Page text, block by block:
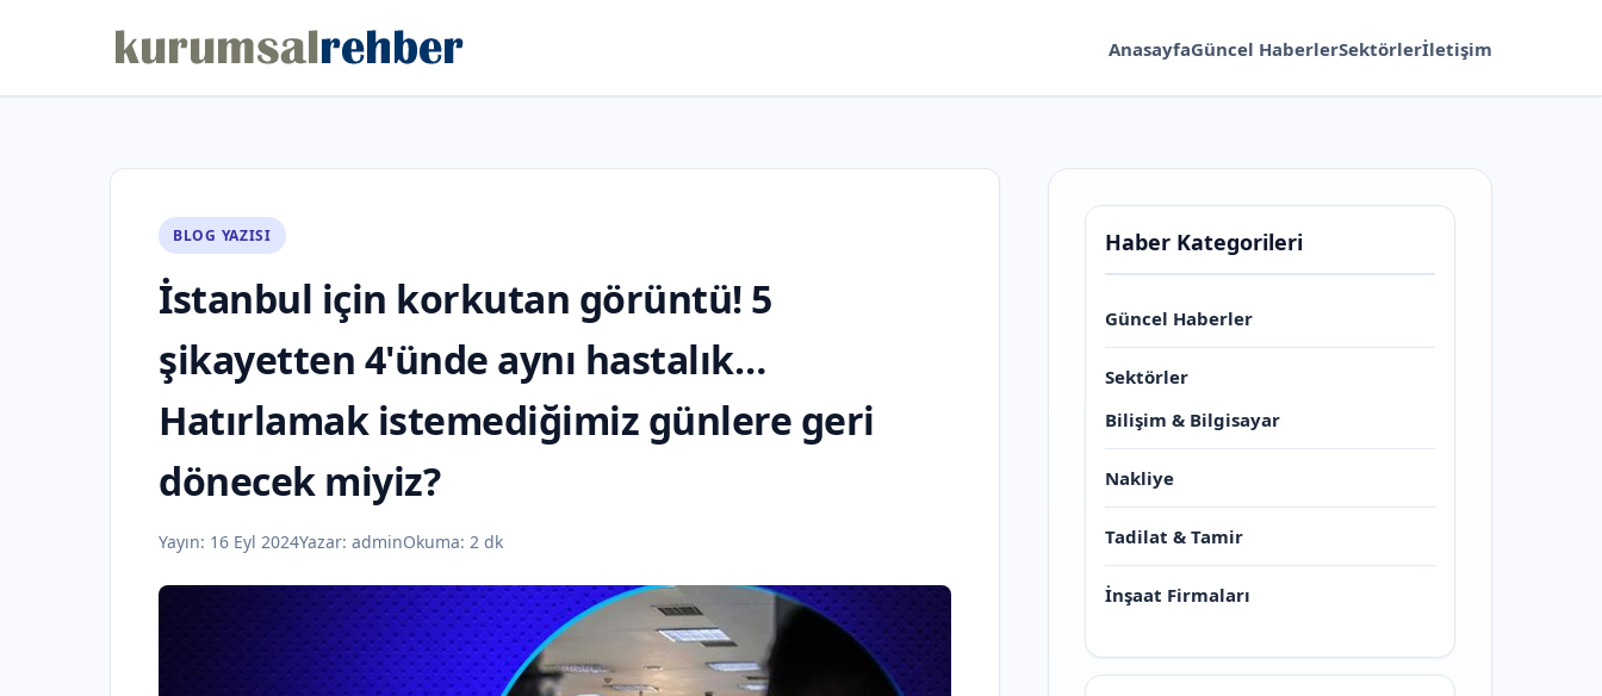
AnasayfaGüncel HaberlerSektörlerİletişim
BLOG YAZISI
İstanbul için korkutan görüntü! 5
şikayetten 4'ünde aynı hastalık…
Hatırlamak istemediğimiz günlere geri
dönecek miyiz?
Yayın: 16 Eyl 2024Yazar: adminOkuma: 2 dk
Haber Kategorileri
Güncel Haberler
Sektörler
Bilişim & Bilgisayar
Nakliye
Tadilat & Tamir
İnşaat Firmaları